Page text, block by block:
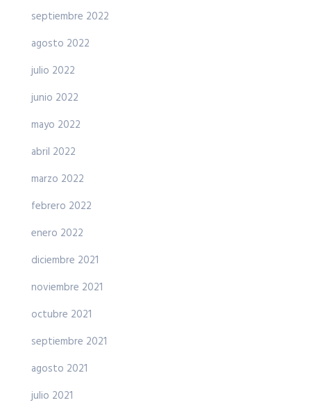
septiembre 2022
agosto 2022
julio 2022
junio 2022
mayo 2022
abril 2022
marzo 2022
febrero 2022
enero 2022
diciembre 2021
noviembre 2021
octubre 2021
septiembre 2021
agosto 2021
julio 2021